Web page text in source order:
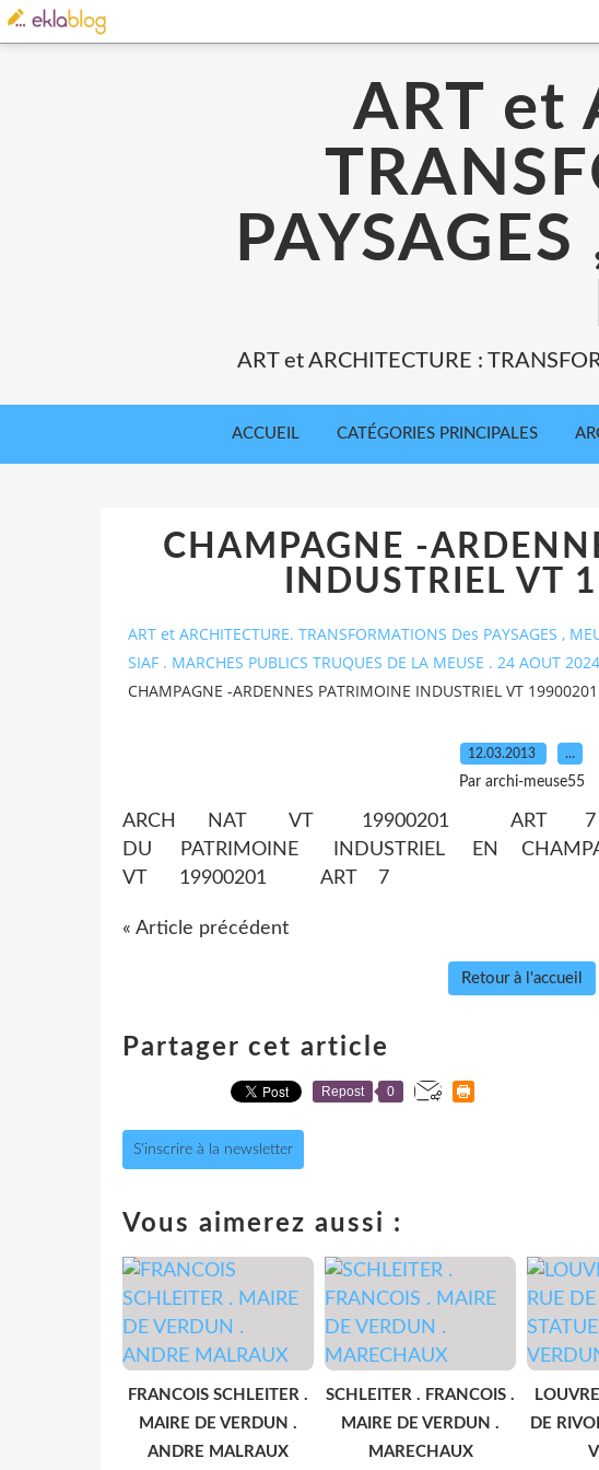
ART et
ART et ARCHITECTURE :
ACCUEIL CATÉGORIES PRINCIPALES
CHAMPAGNE -
INDUSTRIEL VT
ART et ARCHITECTURE. TRANSFORMATIONS Des PAYSAGES ,
SIAF . MARCHES PUBLICS TRUQUES DE LA MEUSE . 24 AOUT 2024
CHAMPAGNE -ARDENNES PATRIMOINE INDUSTRIEL VT 19900201
12.03.2013 …
Par archi-meuse55
ARCH NAT VT 19900201 ART 7
DU PATRIMOINE INDUSTRIEL EN
VT 19900201 ART 7
« Article précédent
Retour à l'accueil
Partager cet article
Repost 0
S'inscrire à la newsletter
Vous aimerez aussi :
FRANCOIS SCHLEITER .
MAIRE DE VERDUN .
ANDRE MALRAUX
SCHLEITER . FRANCOIS .
MAIRE DE VERDUN .
MARECHAUX
DE